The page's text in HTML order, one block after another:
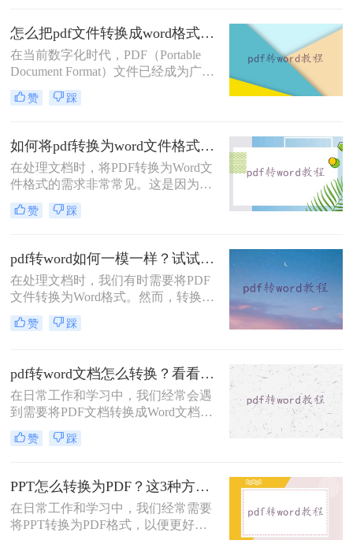
所以，当我们需要对PDF文件进行编
辑时，将其转换成Word格式是一种常
见的需求。那么pdf格式怎么转换成
word格式呢？在本文中，将介绍四种
使用简单且高效的方法将PDF格式转
换为Word格式。
怎么把pdf文件转换成word格式不变？试试这二方法！
在当前数字化时代，PDF（Portable
Document Format）文件已经成为广泛
使用的电子文档格式。然而，当我们
需要对PDF文件进行一些修改或编辑
得至关重要。那么怎么把pdf文件转换
成word格式不变呢？本文将重点介绍
四种方法，帮助你将PDF文件转换为
Word格式，同时保持原有的格式不
变。
赞 踩
如何将pdf转换为word文件格式？分享三种方法的详解！
在处理文档时，将PDF转换为Word文
件格式的需求非常常见。这是因为
Word格式的文件更易于编辑、修改和
分享。那么如何将pdf转换为word文件
您将PDF文件转换为Word格式，并确
保格式和数据的完整性。
赞 踩
pdf转word如何一模一样？试试这三个转换方法吧！
在处理文档时，我们有时需要将PDF
文件转换为Word格式。然而，转换过
程中可能会遇到格式、排版和元素错
位的问题。为了实现PDF转Word的一
样呢？本文将为您介绍三种实用的方
法，帮助您顺利完成高质量的PDF转
Word转换。
赞 踩
pdf转word文档怎么转换？看看这4种方法！
在日常工作和学习中，我们经常会遇
到需要将PDF文档转换成Word文档的
情况。不管是编辑、修改还是复制粘
贴，Word文档的处理更加便捷灵活。
面给大家介绍四种简单易行的方法，
让您从小白到高手都能轻松上手！
赞 踩
PPT怎么转换为PDF？这3种方法很简单！
在日常工作和学习中，我们经常需要
将PPT转换为PDF格式，以便更好地